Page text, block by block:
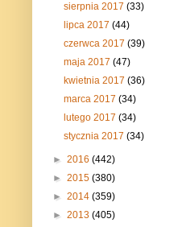
sierpnia 2017(33)
lipca 2017(44)
czerwca 2017(39)
maja 2017(47)
kwietnia 2017(36)
marca 2017(34)
lutego 2017(34)
stycznia 2017(34)
► 2016 (442)
► 2015 (380)
► 2014 (359)
► 2013 (405)